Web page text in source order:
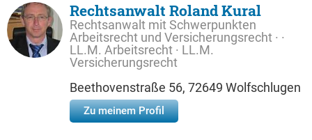
Rechtsanwalt Roland Kural
Rechtsanwalt mit Schwerpunkten
Arbeitsrecht und Versicherungsrecht · ·
LL.M. Arbeitsrecht · LL.M.
Versicherungsrecht
Beethovenstraße 56, 72649 Wolfschlugen
Zu meinem Profil